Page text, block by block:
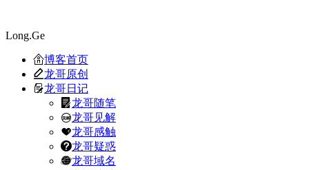
Long.Ge
博客首页
龙哥原创
龙哥日记
龙哥随笔
龙哥见解
龙哥感触
龙哥疑惑
龙哥域名